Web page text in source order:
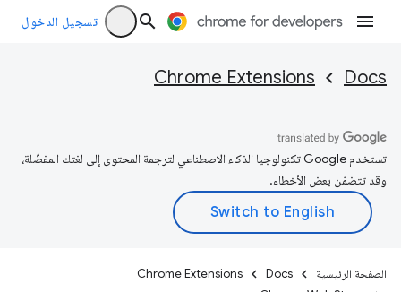
تسجيل الدخول
Docs
Chrome Extensions
تستخدم Google تكنولوجيا الذكاء الاصطناعي لترجمة المحتوى إلى لغتك المفضّلة،
وقد تتضمّن بعض الأخطاء.
الصفحة الرئيسية Docs
Chrome Extensions